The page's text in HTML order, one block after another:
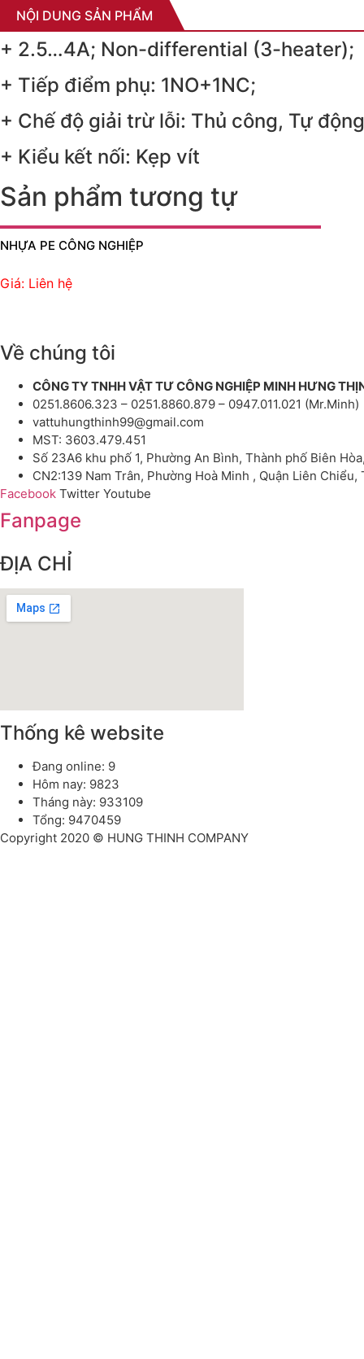
NỘI DUNG SẢN PHẨM
+ 2.5…4A; Non-differential (3-heater);
+ Tiếp điểm phụ: 1NO+1NC;
+ Chế độ giải trừ lỗi: Thủ công, Tự
+ Kiểu kết nối: Kẹp vít
Sản phẩm tương tự
NHỰA PE CÔNG NGHIỆP
Giá: Liên hệ
Về chúng tôi
CÔNG TY TNHH VẬT TƯ CÔNG NGHIỆP MINH HƯNG
0251.8606.323 – 0251.8860.879 – 0947.011.021 (Mr.Minh)
vattuhungthinh99@gmail.com
MST: 3603.479.451
Số 23A6 khu phố 1, Phường An Bình, Thành phố Biên
CN2:139 Nam Trân, Phường Hoà Minh , Quận Liên Chiểu,
Facebook Twitter Youtube
Fanpage
ĐỊA CHỈ
Thống kê website
Đang online: 9
Hôm nay: 9823
Tháng này: 933109
Tổng: 9470459
Copyright 2020 © HUNG THINH COMPANY